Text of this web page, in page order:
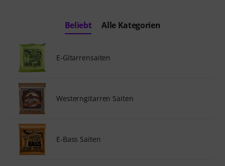
Beliebt Alle Kategorien
E-Gitarrensaiten
Westerngitarren Saiten
E-Bass Saiten